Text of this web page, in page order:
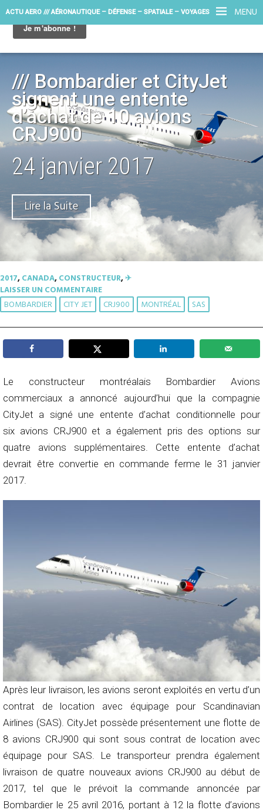
MENU
ACTU AERO /// AÉRONAUTIQUE – DÉFENSE – SPATIALE – VOYAGES
/// Bombardier et CityJet
signent une entente
d’achat de 10 avions
CRJ900
24 janvier 2017
Lire la Suite
2017,CANADA,CONSTRUCTEUR,✈︎
LAISSER UN COMMENTAIRE
BOMBARDIER CITY JET CRJ900 MONTRÉAL SAS
Le constructeur montréalais Bombardier Avions
commerciaux a annoncé aujourd’hui que la compagnie
CityJet a signé une entente d’achat conditionnelle pour
six avions CRJ900 et a également pris des options sur
quatre avions supplémentaires. Cette entente d’achat
devrait être convertie en commande ferme le 31 janvier
2017.
Après leur livraison, les avions seront exploités en vertu d’un
contrat de location avec équipage pour Scandinavian
Airlines (SAS). CityJet possède présentement une flotte de
8 avions CRJ900 qui sont sous contrat de location avec
équipage pour SAS. Le transporteur prendra également
livraison de quatre nouveaux avions CRJ900 au début de
2017, tel que le prévoit la commande annoncée par
Bombardier le 25 avril 2016, portant à 12 la flotte d’avions